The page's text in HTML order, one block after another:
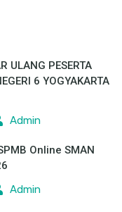
ULANG PESERTA
6 YOGYAKARTA
Admin
Online SMAN
Admin